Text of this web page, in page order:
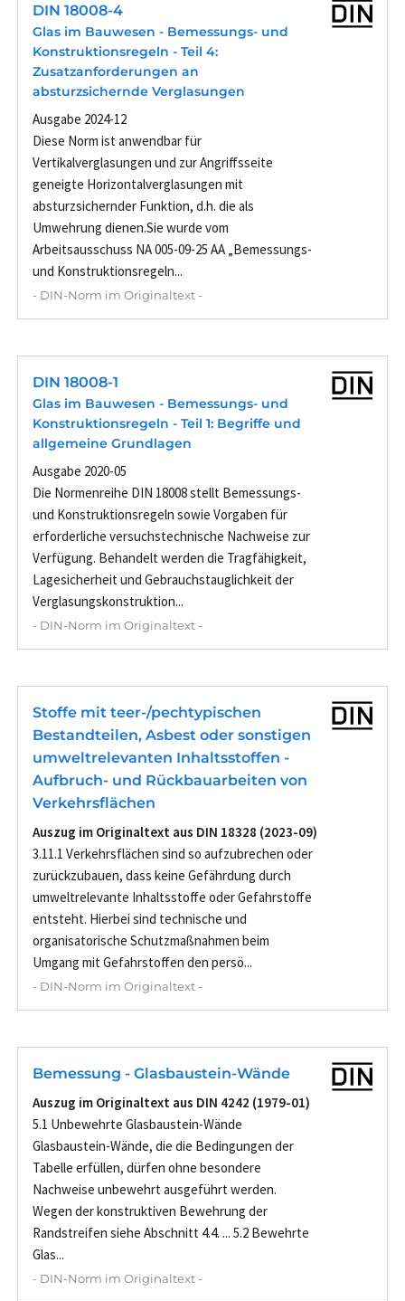
DIN 18008-4
Glas im Bauwesen - Bemessungs- und
Konstruktionsregeln - Teil 4:
Zusatzanforderungen an
absturzsichernde Verglasungen
Ausgabe 2024-12
Diese Norm ist anwendbar für
Vertikalverglasungen und zur Angriffsseite
geneigte Horizontalverglasungen mit
absturzsichernder Funktion, d.h. die als
Umwehrung dienen.Sie wurde vom
Arbeitsausschuss NA 005-09-25 AA „Bemessungs-
und Konstruktionsregeln...
- DIN-Norm im Originaltext -
DIN 18008-1
Glas im Bauwesen - Bemessungs- und
Konstruktionsregeln - Teil 1: Begriffe und
allgemeine Grundlagen
Ausgabe 2020-05
Die Normenreihe DIN 18008 stellt Bemessungs-
und Konstruktionsregeln sowie Vorgaben für
erforderliche versuchstechnische Nachweise zur
Verfügung. Behandelt werden die Tragfähigkeit,
Lagesicherheit und Gebrauchstauglichkeit der
Verglasungskonstruktion...
- DIN-Norm im Originaltext -
Stoffe mit teer-/pechtypischen
Bestandteilen, Asbest oder sonstigen
umweltrelevanten Inhaltsstoffen -
Aufbruch- und Rückbauarbeiten von
Verkehrsflächen
Auszug im Originaltext aus DIN 18328 (2023-09)
3.11.1 Verkehrsflächen sind so aufzubrechen oder
zurückzubauen, dass keine Gefährdung durch
umweltrelevante Inhaltsstoffe oder Gefahrstoffe
entsteht. Hierbei sind technische und
organisatorische Schutzmaßnahmen beim
Umgang mit Gefahrstoffen den persö...
- DIN-Norm im Originaltext -
Bemessung - Glasbaustein-Wände
Auszug im Originaltext aus DIN 4242 (1979-01)
5.1 Unbewehrte Glasbaustein-Wände
Glasbaustein-Wände, die die Bedingungen der
Tabelle erfüllen, dürfen ohne besondere
Nachweise unbewehrt ausgeführt werden.
Wegen der konstruktiven Bewehrung der
Randstreifen siehe Abschnitt 4.4. ... 5.2 Bewehrte
Glas...
- DIN-Norm im Originaltext -